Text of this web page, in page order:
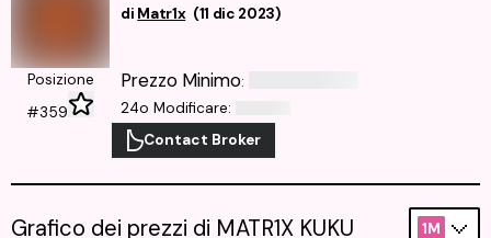
di Matr1x (11 dic 2023)
Posizione
#359
Prezzo Minimo:
24o Modificare:
Contact Broker
Grafico dei prezzi di MATR1X KUKU 1M